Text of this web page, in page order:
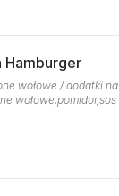
Hamburger
wołowe / dodatki na
wołowe,pomidor,sos